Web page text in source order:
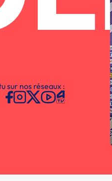
sur nos réseaux :